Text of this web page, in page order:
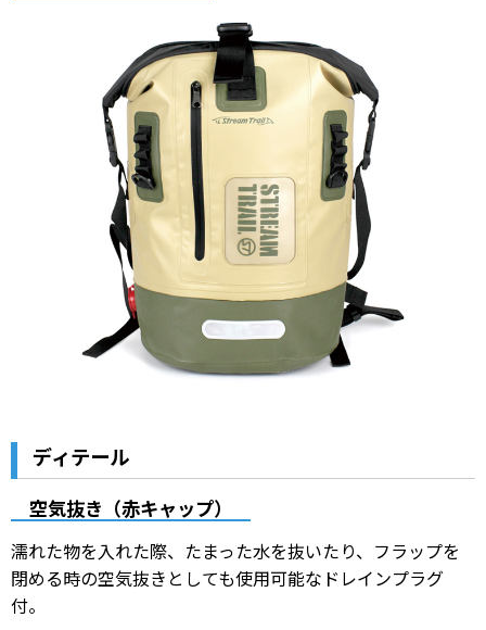
ディテール
空気抜き（赤キャップ）
濡れた物を入れた際、たまった水を抜いたり、フラップを
閉める時の空気抜きとしても使用可能なドレインプラグ
付。